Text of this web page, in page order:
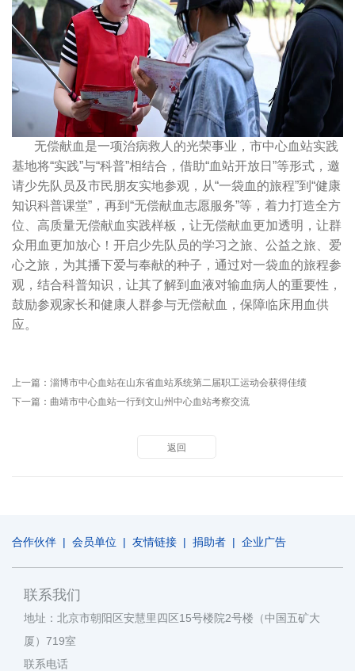
无偿献血是一项治病救人的光荣事业，市中心血站实践
基地将“实践”与“科普”相结合，借助“血站开放日”等形式，邀
请少先队员及市民朋友实地参观，从“一袋血的旅程”到“健康
知识科普课堂”，再到“无偿献血志愿服务”等，着力打造全方
位、高质量无偿献血实践样板，让无偿献血更加透明，让群
众用血更加放心！开启少先队员的学习之旅、公益之旅、爱
心之旅，为其播下爱与奉献的种子，通过对一袋血的旅程参
观，结合科普知识，让其了解到血液对输血病人的重要性，
鼓励参观家长和健康人群参与无偿献血，保障临床用血供
应。
上一篇： 淄博市中心血站在山东省血站系统第二届职工运动会获得佳绩
下一篇： 曲靖市中心血站一行到文山州中心血站考察交流
返回
合作伙伴 | 会员单位 | 友情链接 | 捐助者 | 企业广告
联系我们
地址：北京市朝阳区安慧里四区15号楼院2号楼（中国五矿大
厦）719室
联系电话